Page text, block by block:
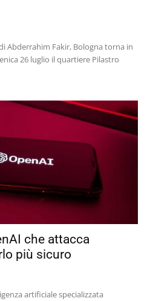
Abderrahim Fakir, Bologna torna in
26 luglio il quartiere Pilastro
che attacca
più sicuro
artificiale specializzata